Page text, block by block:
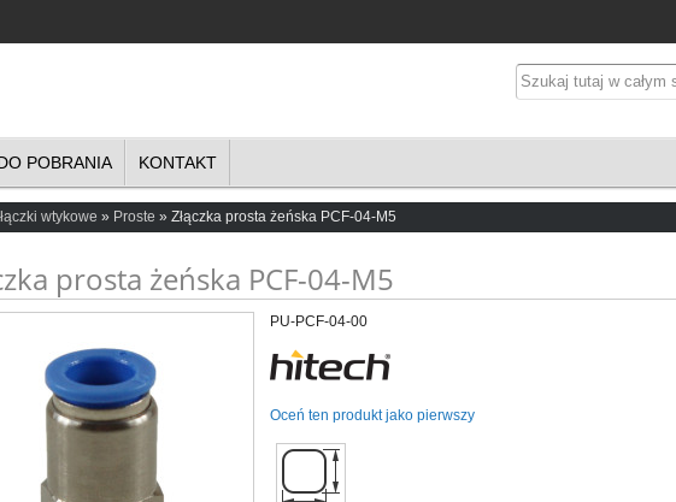
POBRANIA KONTAKT
wtykowe Proste Złączka prosta żeńska PCF-04-M5
prosta żeńska PCF-04-M5
PU-PCF-04-00
Oceń ten produkt jako pierwszy